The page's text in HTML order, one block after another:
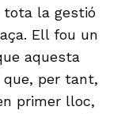
la gestió
Ell fou un
aquesta
que, per tant,
primer lloc,